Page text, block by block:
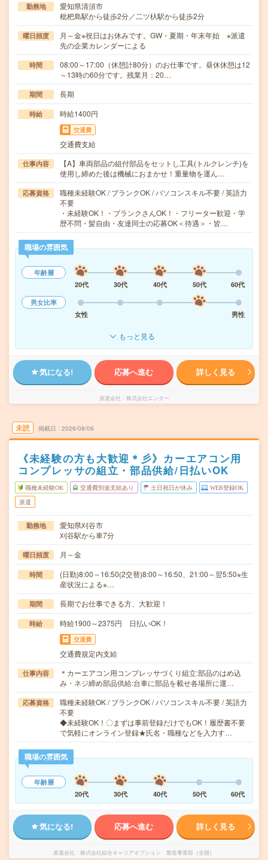
勤務地
愛知県清須市
枇杷島駅から徒歩2分／二ツ杁駅から徒歩2分
曜日頻度
月～金※祝日はお休みです。GW・夏期・年末年始 ※派遣
先の企業カレンダーによる
時間
08:00～17:00（休憩計80分）のお仕事です。昼休休憩は12
～13時の60分です。残業月：20…
期間 長期
時給 時給1400円
交通費
交通費支給
仕事内容
【A】車両部品の組付部品をセットし工具(トルクレンチ)を
使用し締めた後は機械におまかせ！重量物を運ん…
応募資格
職種未経験OK / ブランクOK / パソコンスキル不要 / 英語力
不要
・未経験OK！・ブランクさんOK！・フリーター歓迎・学
歴不問・髪自由・友達同士の応募OK＜待遇＞・皆…
職場の雰囲気
年齢層
20代
30代 40代 50代
60代
男女比率
女性
男性
もっと見る
気になる! 応募へ進む 詳しく見る
派遣会社 株式会社エンター
未読 掲載日 2026/08/06
《未経験の方も大歓迎＊彡》カーエアコン用
コンプレッサの組立・部品供給/日払いOK
職種未経験OK 交通費別途支給あり 土日祝日が休み WEB登録OK
派遣
勤務地
愛知県刈谷市
刈谷駅から車7分
曜日頻度 月～金
時間
(日勤)8:00～16:50(2交替)8:00～16:50、21:00～翌5:50※生
産状況による※…
期間 長期でお仕事できる方、大歓迎！
時給 時給1900～2375円 日払いOK！
交通費
交通費規定内支給
仕事内容
＊カーエアコン用コンプレッサづくり組立:部品のはめ込
み・ネジ締め部品供給:台車に部品を載せ各場所に運…
応募資格
職種未経験OK / ブランクOK / パソコンスキル不要 / 英語力
不要
◆未経験OK！〇まずは事前登録だけでもOK！履歴書不要
で気軽にオンライン登録★氏名・職種などを入力す…
職場の雰囲気
年齢層
20代
30代 40代 50代 60代
気になる! 応募へ進む 詳しく見る
派遣会社 株式会社綜合キャリアオプション 製造事業部（全国）